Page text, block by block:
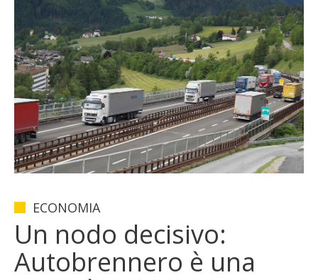
ECONOMIA
Un nodo decisivo:
Autobrennero è una